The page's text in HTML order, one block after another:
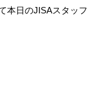
本日のJISAスタッフ